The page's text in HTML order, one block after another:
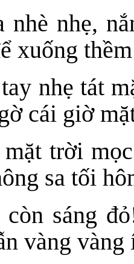
nhè nhẹ,
xuống
nhẹ tát
cái giờ
trời
sa tối
còn sáng
vàng